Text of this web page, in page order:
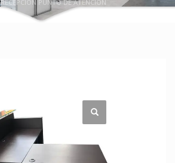
RECEPCIÓN PUNTO DE ATENCIÓN